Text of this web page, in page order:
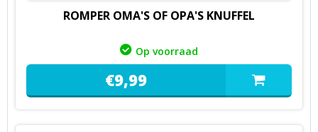
ROMPER OMA'S OF OPA'S KNUFFEL
Op voorraad
€9,99